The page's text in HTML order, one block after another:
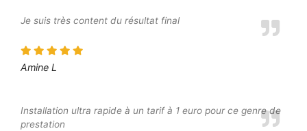
Je suis très content du résultat final
Amine L
Installation ultra rapide à un tarif à 1 euro pour ce genre de
prestation